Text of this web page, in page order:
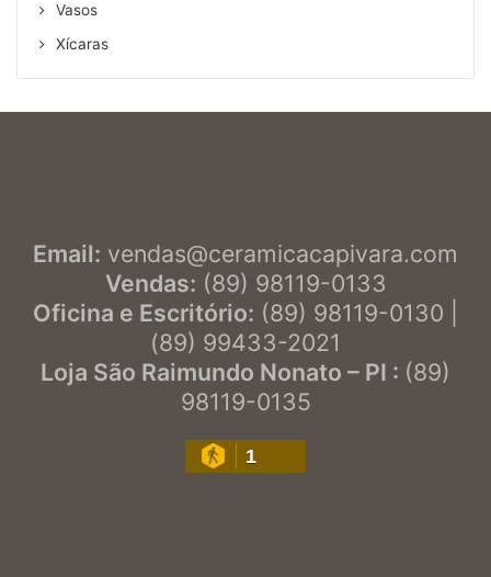
Vasos
Xícaras
Email: vendas@ceramicacapivara.com
Vendas: (89) 98119-0133
Oficina e Escritório: (89) 98119-0130 |
(89) 99433-2021
Loja São Raimundo Nonato – PI : (89)
98119-0135
1